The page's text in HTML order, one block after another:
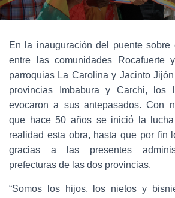
En la inauguración del puente
entre las comunidades Rocafuerte
parroquias La Carolina y Jacinto
provincias Imbabura y Carchi, los
evocaron a sus antepasados. Con
que hace 50 años se inició la
realidad esta obra, hasta que por fin
gracias a las presentes
prefecturas de las dos provincias.
“Somos los hijos, los nietos y